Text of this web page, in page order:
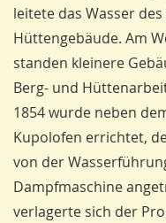
leitete das Wasser
Hüttengebäude. Am
standen kleinere
Berg- und
1854 wurde neben
Kupolofen errichtet,
von der
Dampfmaschine
verlagerte sich der